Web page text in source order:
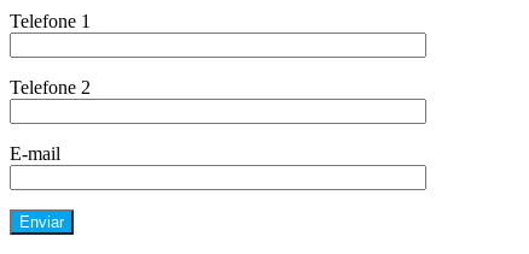
Telefone 1
Telefone 2
E-mail